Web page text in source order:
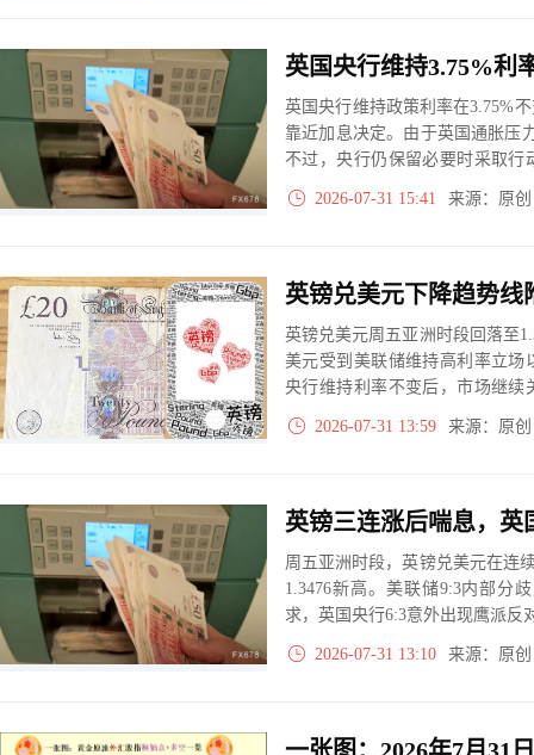
英国央行维持政策利率在3.75%
靠近加息决定。由于英国通胀压
不过，央行仍保留必要时采取
内部对于未来通胀风险仍存在分
2026-07-31 15:41 来源：原
英镑兑美元下降趋势线
英镑兑美元周五亚洲时段回落至
美元受到美联储维持高利率立场
央行维持利率不变后，市场继续
改善，美元避险需求下降，英镑
2026-07-31 13:59 来源：原
周五亚洲时段，英镑兑美元在连
1.3476新高。美联储9:3内部分
求，英国央行6:3意外出现鹰派反
2026-07-31 13:10 来源：原